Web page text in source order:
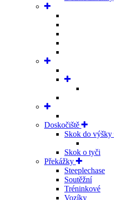
Doskočiště
Skok do výšky
Skok o tyči
Překážky
Steeplechase
Soutěžní
Tréninkové
Vozíky